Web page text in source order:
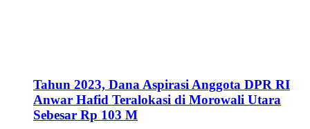
Tahun 2023, Dana Aspirasi Anggota DPR RI
Anwar Hafid Teralokasi di Morowali Utara
Sebesar Rp 103 M